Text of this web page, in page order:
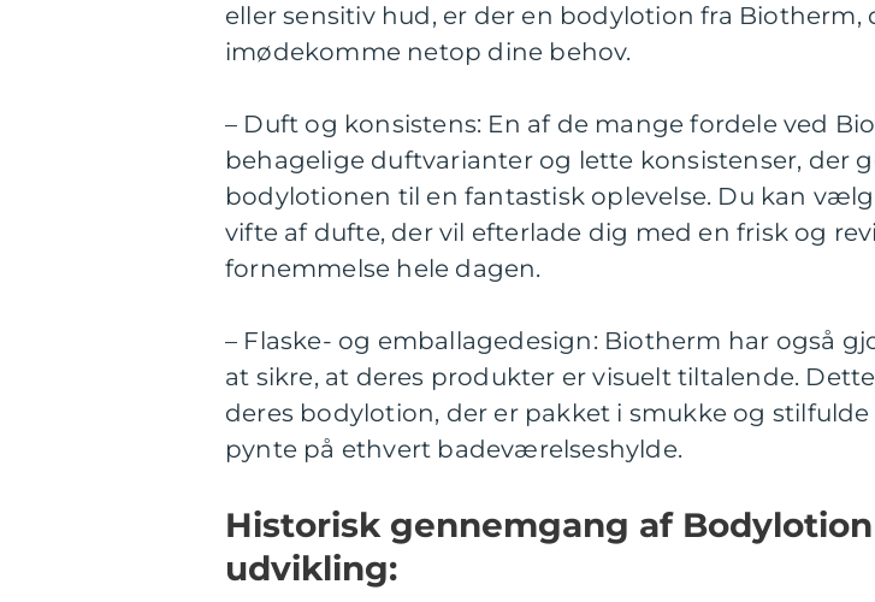
eller sensitiv hud, er der en bodylotion fra Biotherm,
imødekomme netop dine behov.
– Duft og konsistens: En af de mange fordele ved
behagelige duftvarianter og lette konsistenser, der
bodylotionen til en fantastisk oplevelse. Du kan
vifte af dufte, der vil efterlade dig med en frisk og
fornemmelse hele dagen.
– Flaske- og emballagedesign: Biotherm har også
at sikre, at deres produkter er visuelt tiltalende.
deres bodylotion, der er pakket i smukke og stilfulde
pynte på ethvert badeværelseshylde.
Historisk gennemgang af
udvikling: